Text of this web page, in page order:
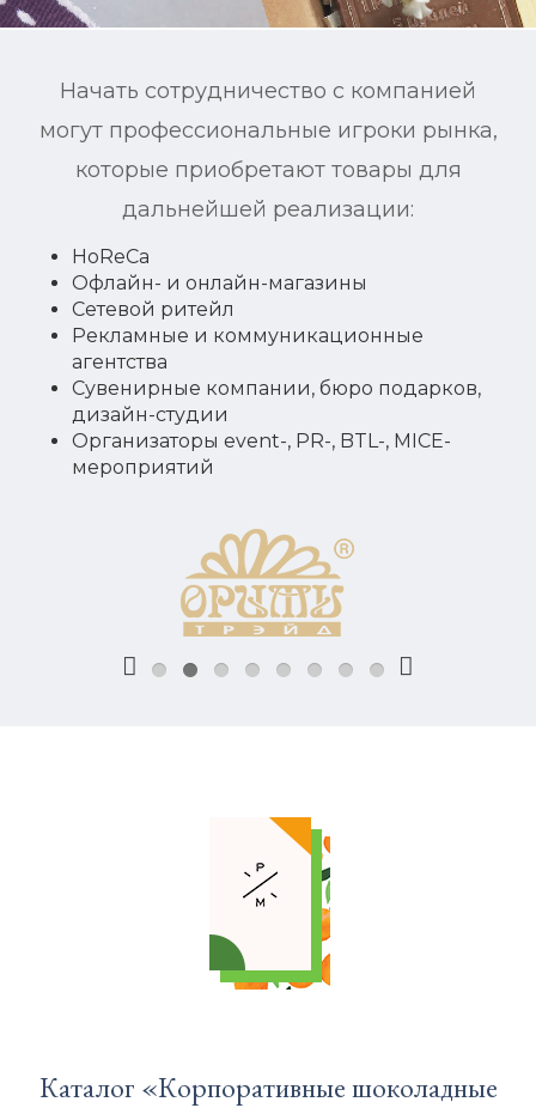
Начать сотрудничество с компанией
могут профессиональные игроки рынка,
которые приобретают товары для
дальнейшей реализации:
HоRеCа
Офлайн- и онлайн-магазины
Сетевой ритейл
Рекламные и коммуникационные
агентства
Сувенирные компании, бюро подарков,
дизайн-студии
Организаторы event-, PR-, BTL-, MICE-
мероприятий
Каталог «Корпоративные шоколадные